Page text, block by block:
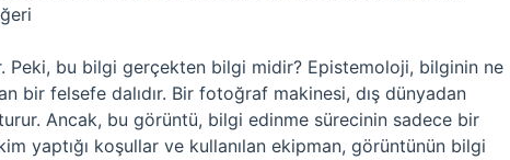
Peki, bu bilgi gerçekten bilgi midir? Epistemoloji, bilginin ne
bir felsefe dalıdır. Bir fotoğraf makinesi, dış dünyadan
Ancak, bu görüntü, bilgi edinme sürecinin sadece bir
yaptığı koşullar ve kullanılan ekipman, görüntünün bilgi